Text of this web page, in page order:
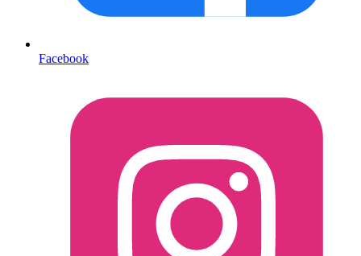
Facebook